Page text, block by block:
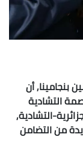
أن
التشادية
التشادية,
من التضامن